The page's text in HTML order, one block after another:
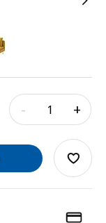
- +